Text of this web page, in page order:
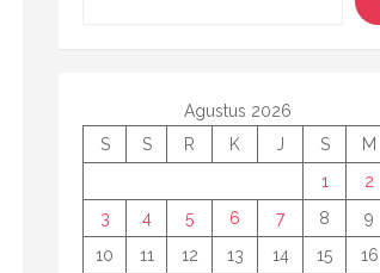
Agustus 2026
S
S R K J S
M
1
2
3
4 5 6 7 8
9
10
11 12 13 14 15
16